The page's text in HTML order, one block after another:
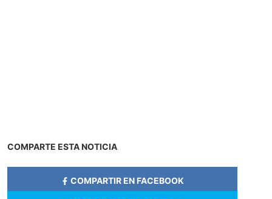
COMPARTE ESTA NOTICIA
COMPARTIR EN FACEBOOK